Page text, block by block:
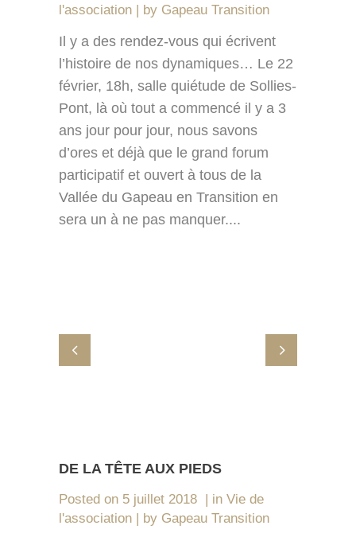
l'association
by Gapeau Transition
Il y a des rendez-vous qui écrivent
l’histoire de nos dynamiques… Le 22
février, 18h, salle quiétude de Sollies-
Pont, là où tout a commencé il y a 3
ans jour pour jour, nous savons
d’ores et déjà que le grand forum
participatif et ouvert à tous de la
Vallée du Gapeau en Transition en
sera un à ne pas manquer....
DE LA TÊTE AUX PIEDS
Posted on 5 juillet 2018 in Vie de
l'association
by Gapeau Transition